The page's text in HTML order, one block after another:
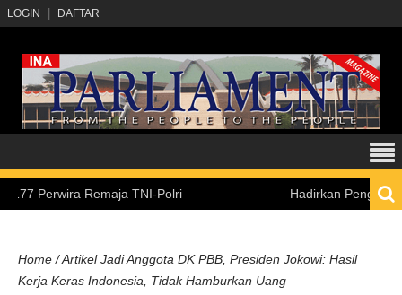
LOGIN DAFTAR
Remaja TNI-Polri Hadirkan Pengalaman
Home /Artikel Jadi Anggota DK PBB, Presiden Jokowi: Hasil
Kerja Keras Indonesia, Tidak Hamburkan Uang